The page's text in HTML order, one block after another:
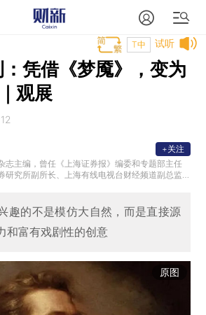
试听
T中
：凭借《梦魇》，变为
观展
志主编，曾任《上海证券报》编委和专题部主任
研究所副所长、上海有线电视台财经频道副总监
+关注
趣的不是模仿大自然，而是直接源
和富有戏剧性的创意
原图